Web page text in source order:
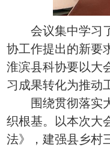
会议集中学习
协工作提出的新要
淮滨县科协要以大
习成果转化为推动
围绕贯彻落实
织根基。以本次大
法》，建强县乡村